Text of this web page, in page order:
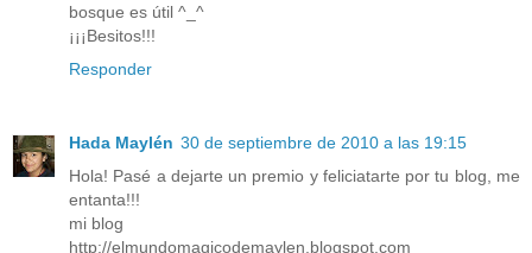
bosque es útil ^_^
¡¡¡Besitos!!!
Responder
Hada Maylén 30 de septiembre de 2010 a las 19:15
Hola! Pasé a dejarte un premio y feliciatarte por tu blog, me
entanta!!!
mi blog
http://elmundomagicodemaylen.blogspot.com